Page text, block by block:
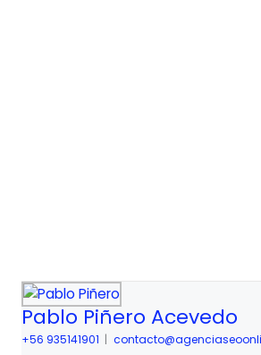
Pablo Piñero Acevedo
+56 935141901 |